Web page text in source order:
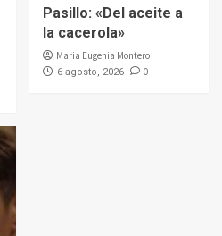
Pasillo: «Del aceite a
la cacerola»
Maria Eugenia Montero
6 agosto, 2026 0